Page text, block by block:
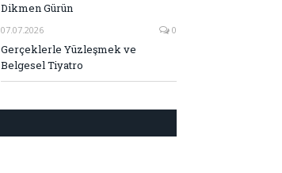
Dikmen Gürün
07.07.2026 0
Gerçeklerle Yüzleşmek ve
Belgesel Tiyatro